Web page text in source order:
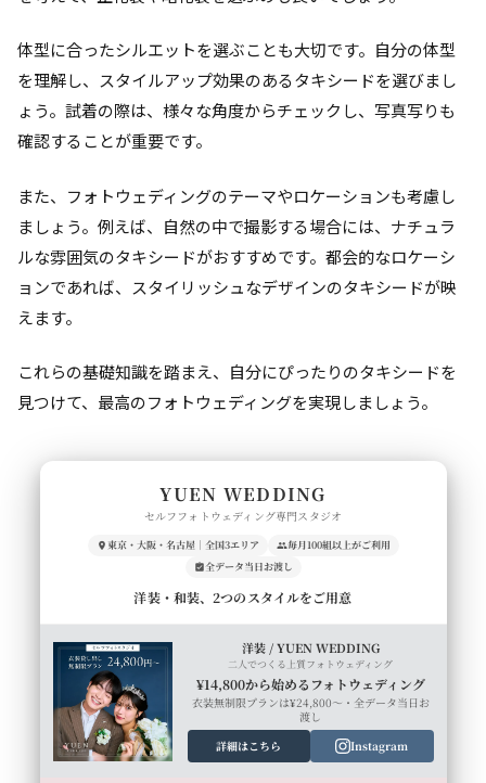
体型に合ったシルエットを選ぶことも大切です。自分の体型
を理解し、スタイルアップ効果のあるタキシードを選びまし
ょう。試着の際は、様々な角度からチェックし、写真写りも
確認することが重要です。
また、フォトウェディングのテーマやロケーションも考慮し
ましょう。例えば、自然の中で撮影する場合には、ナチュラ
ルな雰囲気のタキシードがおすすめです。都会的なロケーシ
ョンであれば、スタイリッシュなデザインのタキシードが映
えます。
これらの基礎知識を踏まえ、自分にぴったりのタキシードを
見つけて、最高のフォトウェディングを実現しましょう。
YUEN WEDDING
セルフフォトウェディング専門スタジオ
東京・大阪・名古屋｜全国3エリア
毎月100組以上がご利用
全データ当日お渡し
洋装・和装、2つのスタイルをご用意
洋装 / YUEN WEDDING
二人でつくる上質フォトウェディング
¥14,800から始めるフォトウェディング
衣装無制限プランは¥24,800〜・全データ当日お
渡し
詳細はこちら
Instagram